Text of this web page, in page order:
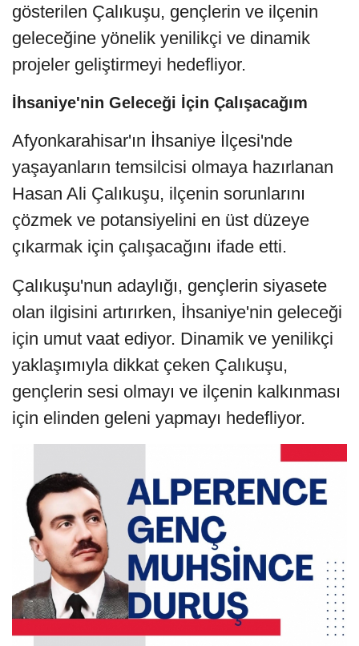
gösterilen Çalıkuşu, gençlerin ve ilçenin
geleceğine yönelik yenilikçi ve dinamik
projeler geliştirmeyi hedefliyor.
İhsaniye'nin Geleceği İçin Çalışacağım
Afyonkarahisar'ın İhsaniye İlçesi'nde
yaşayanların temsilcisi olmaya hazırlanan
Hasan Ali Çalıkuşu, ilçenin sorunlarını
çözmek ve potansiyelini en üst düzeye
çıkarmak için çalışacağını ifade etti.
Çalıkuşu'nun adaylığı, gençlerin siyasete
olan ilgisini artırırken, İhsaniye'nin geleceği
için umut vaat ediyor. Dinamik ve yenilikçi
yaklaşımıyla dikkat çeken Çalıkuşu,
gençlerin sesi olmayı ve ilçenin kalkınması
için elinden geleni yapmayı hedefliyor.